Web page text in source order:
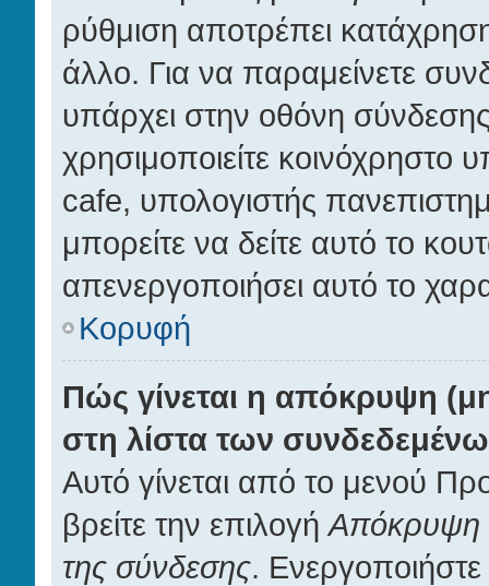
ρύθμιση αποτρέπει
άλλο. Για να παραμείνετε
υπάρχει στην οθόνη
χρησιμοποιείτε κοινόχρηστο
cafe, υπολογιστής
μπορείτε να δείτε αυτό το
απενεργοποιήσει αυτό το
Κορυφή
Πώς γίνεται η απόκρυψη
στη λίστα των
Αυτό γίνεται από το μενού
βρείτε την επιλογήΑπόκρυψη
της σύνδεσης.